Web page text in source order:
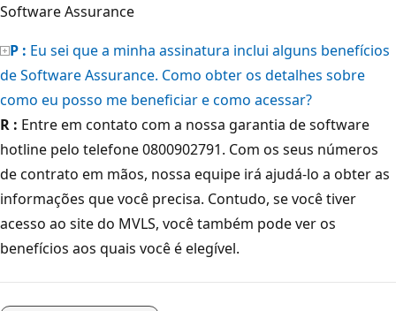
Software Assurance
P : Eu sei que a minha assinatura inclui alguns benefícios
de Software Assurance. Como obter os detalhes sobre
como eu posso me beneficiar e como acessar?
R : Entre em contato com a nossa garantia de software
hotline pelo telefone 0800902791. Com os seus números
de contrato em mãos, nossa equipe irá ajudá-lo a obter as
informações que você precisa. Contudo, se você tiver
acesso ao site do MVLS, você também pode ver os
benefícios aos quais você é elegível.